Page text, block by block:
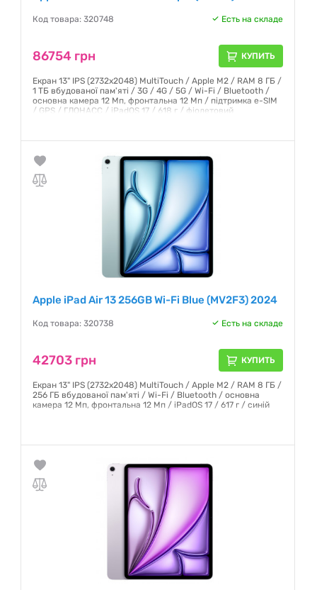
Код товара: 320748 Есть на складе
86754 грн КУПИТЬ
Екран 13" IPS (2732x2048) MultiTouch / Apple M2 / RAM 8 ГБ /
1 ТБ вбудованої пам'яті / 3G / 4G / 5G / Wi-Fi / Bluetooth /
основна камера 12 Мп, фронтальна 12 Мп / підтримка e-SIM
/ GPS / ГЛОНАСС / iPadOS 17 / 618 г / фіолетовий
Apple iPad Air 13 256GB Wi-Fi Blue (MV2F3) 2024
Код товара: 320738 Есть на складе
42703 грн КУПИТЬ
Екран 13" IPS (2732x2048) MultiTouch / Apple M2 / RAM 8 ГБ /
256 ГБ вбудованої пам'яті / Wi-Fi / Bluetooth / основна
камера 12 Мп, фронтальна 12 Мп / iPadOS 17 / 617 г / синій